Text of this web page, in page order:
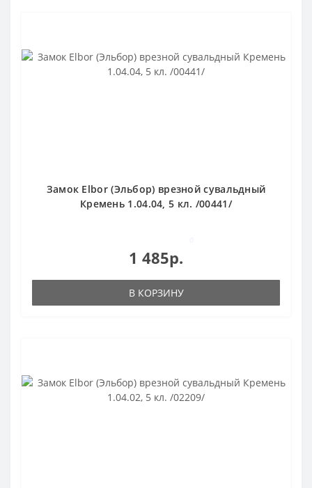
Замок Elbor (Эльбор) врезной сувальдный
Кремень 1.04.04, 5 кл. /00441/
1 485р.
В КОРЗИНУ